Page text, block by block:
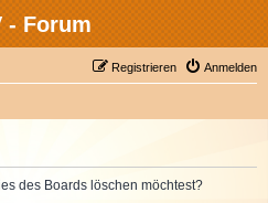
- Forum
Anmelden
Registrieren
des Boards löschen möchtest?